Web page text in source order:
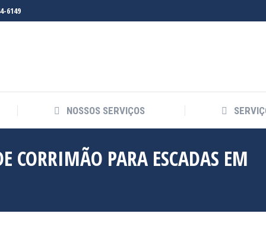
6149
NOSSOS SERVIÇOS
CORRIMÃO PARA ESCADAS EM